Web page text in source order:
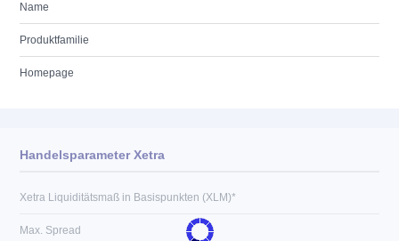
Name
Produktfamilie
Homepage
Handelsparameter Xetra
Xetra Liquiditätsmaß in Basispunkten (XLM)*
Max. Spread